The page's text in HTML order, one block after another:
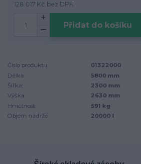
128 017 Kč bez DPH
Přidat do košíku
Číslo produktu:
01322000
Délka:
5800 mm
Šířka:
2300 mm
Výška:
2630 mm
Hmotnost:
591 kg
Objem nádrže:
20000 l